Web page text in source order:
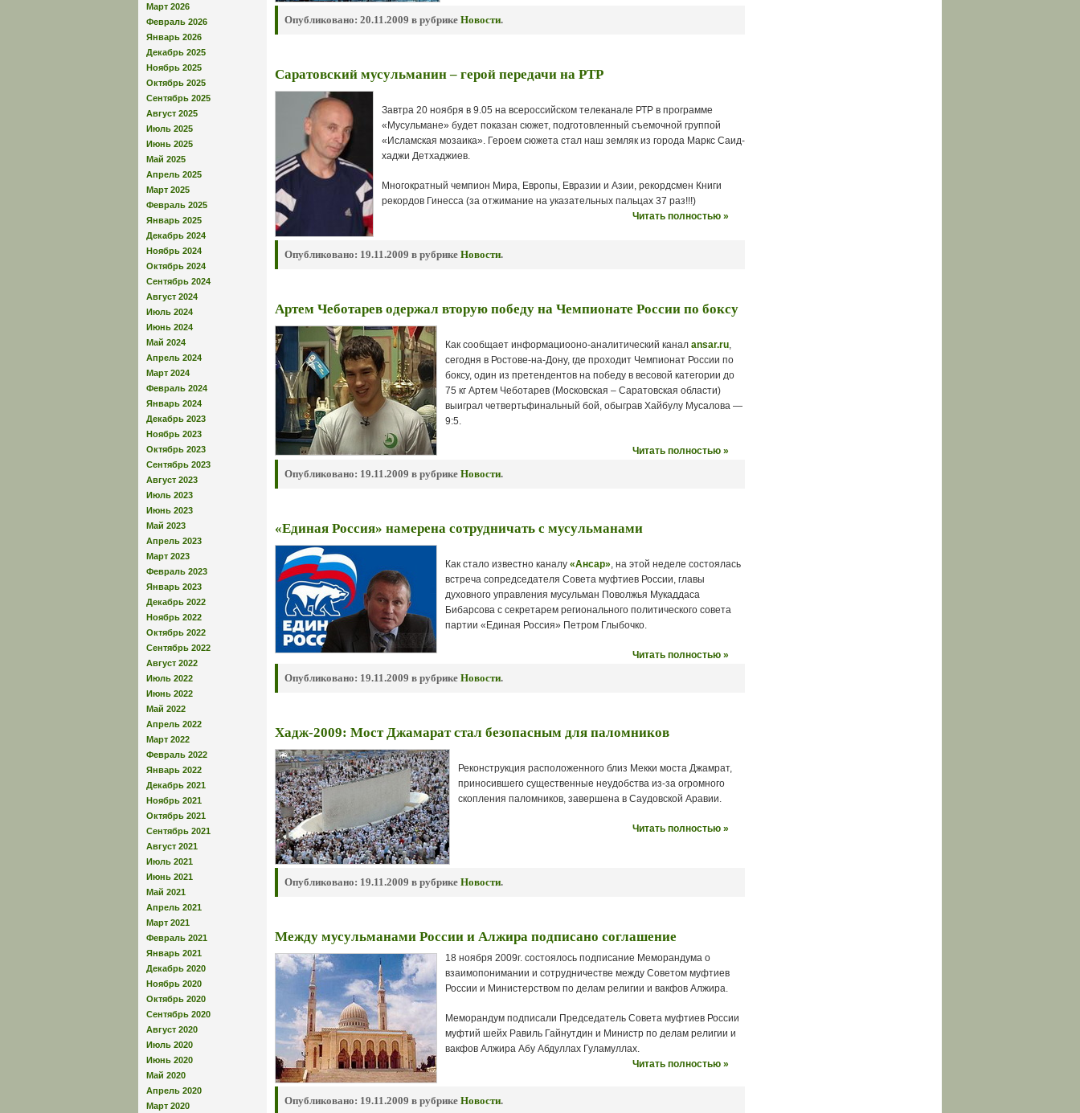
Март 2026
Февраль 2026
Январь 2026
Декабрь 2025
Ноябрь 2025
Октябрь 2025
Сентябрь 2025
Август 2025
Июль 2025
Июнь 2025
Май 2025
Апрель 2025
Март 2025
Февраль 2025
Январь 2025
Декабрь 2024
Ноябрь 2024
Октябрь 2024
Сентябрь 2024
Август 2024
Июль 2024
Июнь 2024
Май 2024
Апрель 2024
Март 2024
Февраль 2024
Январь 2024
Декабрь 2023
Ноябрь 2023
Октябрь 2023
Сентябрь 2023
Август 2023
Июль 2023
Июнь 2023
Май 2023
Апрель 2023
Март 2023
Февраль 2023
Январь 2023
Декабрь 2022
Ноябрь 2022
Октябрь 2022
Сентябрь 2022
Август 2022
Июль 2022
Июнь 2022
Май 2022
Апрель 2022
Март 2022
Февраль 2022
Январь 2022
Декабрь 2021
Ноябрь 2021
Октябрь 2021
Сентябрь 2021
Август 2021
Июль 2021
Июнь 2021
Май 2021
Апрель 2021
Март 2021
Февраль 2021
Январь 2021
Декабрь 2020
Ноябрь 2020
Октябрь 2020
Сентябрь 2020
Август 2020
Июль 2020
Июнь 2020
Май 2020
Апрель 2020
Март 2020
Опубликовано: 20.11.2009 в рубрике Новости.
Саратовский мусульманин – герой передачи на РТР
Завтра 20 ноября в 9.05 на всероссийском телеканале РТР в программе
«Мусульмане» будет показан сюжет, подготовленный съемочной группой
«Исламская мозаика». Героем сюжета стал наш земляк из города Маркс Саид-
хаджи Детхаджиев.
Многократный чемпион Мира, Европы, Евразии и Азии, рекордсмен Книги
рекордов Гинесса (за отжимание на указательных пальцах 37 раз!!!)
Читать полностью »
Опубликовано: 19.11.2009 в рубрике Новости.
Артем Чеботарев одержал вторую победу на Чемпионате России по боксу
Как сообщает информациооно-аналитический канал ansar.ru,
сегодня в Ростове-на-Дону, где проходит Чемпионат России по
боксу, один из претендентов на победу в весовой категории до
75 кг Артем Чеботарев (Московская – Саратовская области)
выиграл четвертьфинальный бой, обыграв Хайбулу Мусалова —
9:5.
Читать полностью »
Опубликовано: 19.11.2009 в рубрике Новости.
«Единая Россия» намерена сотрудничать с мусульманами
Как стало известно каналу «Ансар», на этой неделе состоялась
встреча сопредседателя Совета муфтиев России, главы
духовного управления мусульман Поволжья Мукаддаса
Бибарсова с секретарем регионального политического совета
партии «Единая Россия» Петром Глыбочко.
Читать полностью »
Опубликовано: 19.11.2009 в рубрике Новости.
Хадж-2009: Мост Джамарат стал безопасным для паломников
Реконструкция расположенного близ Мекки моста Джамрат,
приносившего существенные неудобства из-за огромного
скопления паломников, завершена в Саудовской Аравии.
Читать полностью »
Опубликовано: 19.11.2009 в рубрике Новости.
Между мусульманами России и Алжира подписано соглашение
18 ноября 2009г. состоялось подписание Меморандума о
взаимопонимании и сотрудничестве между Советом муфтиев
России и Министерством по делам религии и вакфов Алжира.
Меморандум подписали Председатель Совета муфтиев России
муфтий шейх Равиль Гайнутдин и Министр по делам религии и
вакфов Алжира Абу Абдуллах Гуламуллах.
Читать полностью »
Опубликовано: 19.11.2009 в рубрике Новости.